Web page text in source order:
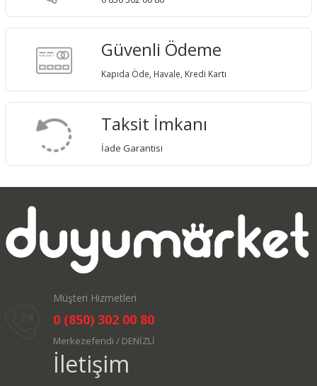
Güvenli Ödeme
Kapıda Öde, Havale, Kredi Kartı
Taksit İmkanı
İade Garantisi
Müşteri Hizmetleri
0 (850) 302 00 80
Merkezefendi / DENİZLİ
İletişim